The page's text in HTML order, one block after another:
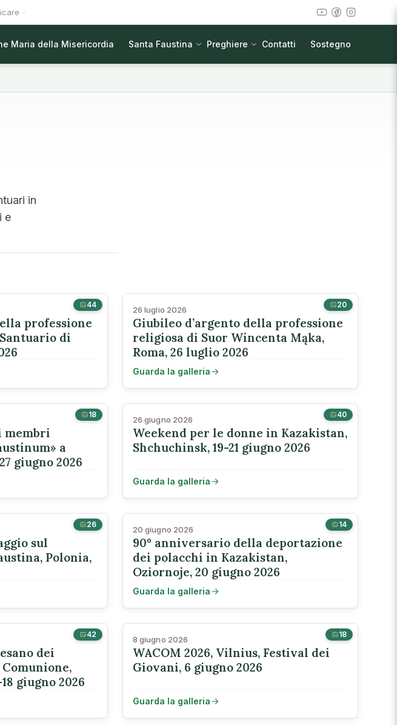
Maria della Misericordia Santa Faustina Preghiere Contatti Sostegno
in
e
44
professione
di
20
26 luglio 2026
Giubileo d’argento della professione
religiosa di Suor Wincenta Mąka,
Roma, 26 luglio 2026
Guarda la galleria
18
membri
a
giugno 2026
40
26 giugno 2026
Weekend per le donne in Kazakistan,
Shchuchinsk, 19-21 giugno 2026
Guarda la galleria
26
sul
Polonia,
14
20 giugno 2026
90º anniversario della deportazione
dei polacchi in Kazakistan,
Oziornoje, 20 giugno 2026
Guarda la galleria
42
dei
giugno 2026
18
8 giugno 2026
WACOM 2026, Vilnius, Festival dei
Giovani, 6 giugno 2026
Guarda la galleria